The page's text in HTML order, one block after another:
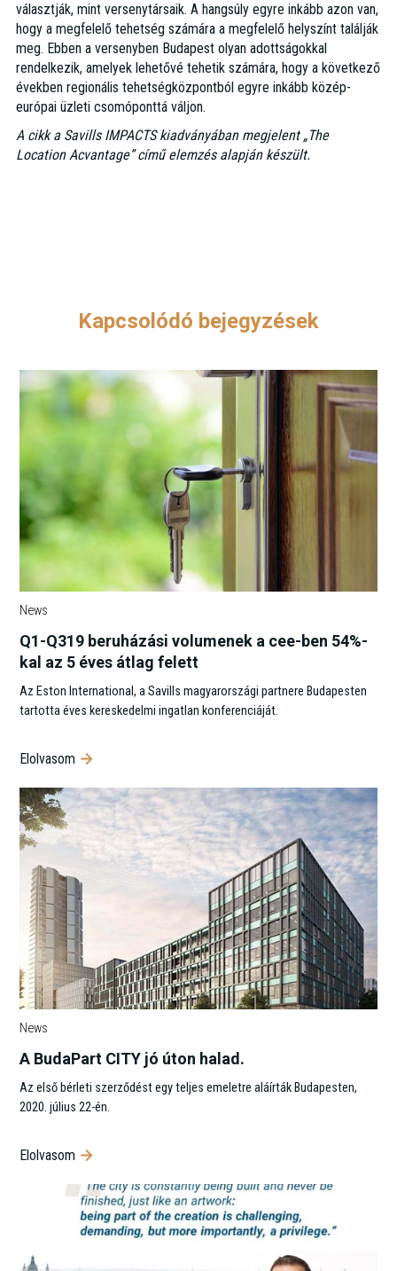
választják, mint versenytársaik. A hangsúly egyre inkább azon van,
hogy a megfelelő tehetség számára a megfelelő helyszínt találják
meg. Ebben a versenyben Budapest olyan adottságokkal
rendelkezik, amelyek lehetővé tehetik számára, hogy a következő
években regionális tehetségközpontból egyre inkább közép-
európai üzleti csomóponttá váljon.
A cikk a Savills IMPACTS kiadványában megjelent „The
Location Acvantage” című elemzés alapján készült.
Kapcsolódó bejegyzések
News
Q1-Q319 beruházási volumenek a cee-ben 54%-
kal az 5 éves átlag felett
Az Eston International, a Savills magyarországi partnere Budapesten
tartotta éves kereskedelmi ingatlan konferenciáját.
Elolvasom
News
A BudaPart CITY jó úton halad.
Az első bérleti szerződést egy teljes emeletre aláírták Budapesten,
2020. július 22-én.
Elolvasom